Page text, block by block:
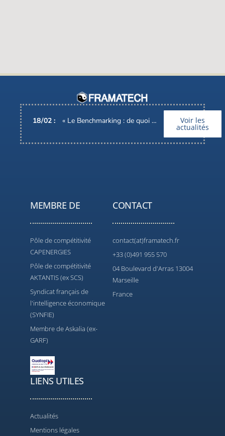
18/02 : « Le Benchmarking : de quoi parle-t-on ? », Interview d’Alain BARONI, Pdg de FRAMATECH Voir les
actualités
MEMBRE DE
Pôle de compétitivité
CAPENERGIES
Pôle de compétitivité
AKTANTIS (ex SCS)
Syndicat français de
l'intelligence économique
(SYNFIE)
Membre de Askalia (ex-
GARF)
CONTACT
contact(at)framatech.fr
+33 (0)491 955 570
04 Boulevard d'Arras 13004
Marseille
France
LIENS UTILES
Actualités
Mentions légales